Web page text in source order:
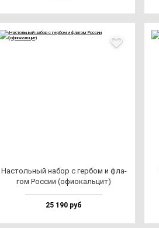
Нас­толь­ный на­бор с гер­бом и фла­
гом Рос­сии (офи­окаль­цит)
25 190 руб